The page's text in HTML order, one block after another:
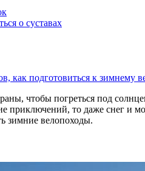
о суставах
как подготовиться к зимнему
чтобы погреться под
то даже снег и
зимние велопоходы.